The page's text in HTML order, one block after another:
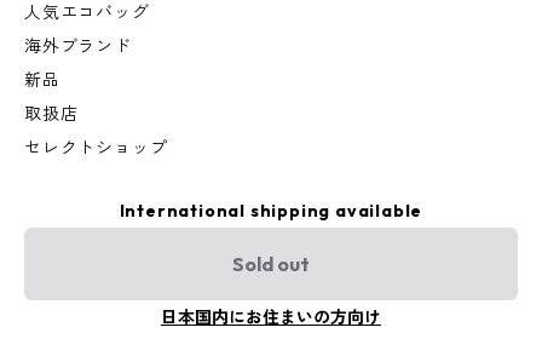
人気エコバッグ
海外ブランド
新品
取扱店
セレクトショップ
International shipping available
Sold out
日本国内にお住まいの方向け